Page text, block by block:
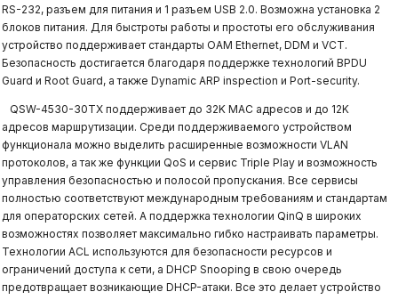
RS-232, разъем для питания и 1 разъем USB 2.0. Возможна установка 2
блоков питания. Для быстроты работы и простоты его обслуживания
устройство поддерживает стандарты OAM Ethernet, DDM и VCT.
Безопасность достигается благодаря поддержке технологий BPDU
Guard и Root Guard, а также Dynamic ARP inspection и Port-security.
QSW-4530-30TX поддерживает до 32K MAC адресов и до 12K
адресов маршрутизации. Среди поддерживаемого устройством
функционала можно выделить расширенные возможности VLAN
протоколов, а так же функции QoS и сервис Triple Play и возможность
управления безопасностью и полосой пропускания. Все сервисы
полностью соответствуют международным требованиям и стандартам
для операторских сетей. А поддержка технологии QinQ в широких
возможностях позволяет максимально гибко настраивать параметры.
Технологии ACL используются для безопасности ресурсов и
ограничений доступа к сети, а DHCP Snooping в свою очередь
предотвращает возникающие DHCP-атаки. Все это делает устройство